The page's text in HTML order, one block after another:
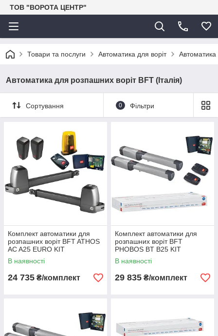
ТОВ "ВОРОТА ЦЕНТР"
Товари та послуги Автоматика для воріт Автоматика
Автоматика для розпашних воріт BFT (Італія)
Сортування 0 Фільтри
Комплект автоматики для
розпашних воріт BFT ATHOS
AC A25 EURO KIT
В наявності
24 735 ₴/комплект
Комплект автоматики для
розпашних воріт BFT
PHOBOS BT B25 KIT
В наявності
29 835 ₴/комплект